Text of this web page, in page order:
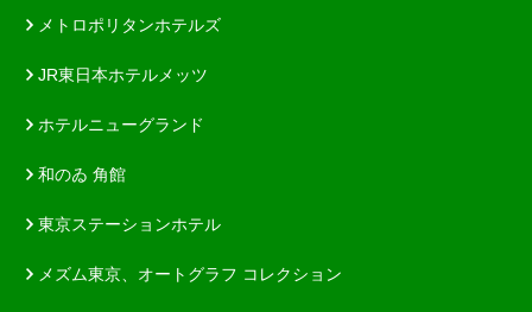
メトロポリタンホテルズ
JR東日本ホテルメッツ
ホテルニューグランド
和のゐ 角館
東京ステーションホテル
メズム東京、オートグラフ コレクション